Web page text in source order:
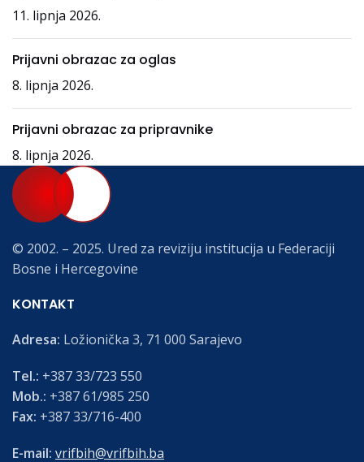
11. lipnja 2026.
Prijavni obrazac za oglas
8. lipnja 2026.
Prijavni obrazac za pripravnike
8. lipnja 2026.
© 2002. – 2025. Ured za reviziju institucija u Federaciji
Bosne i Hercegovine
KONTAKT
Adresa: Ložionička 3, 71 000 Sarajevo
Tel.: +387 33/723 550
Mob.: +387 61/985 250
Fax: +387 33/716-400
E-mail: vrifbih@vrifbih.ba